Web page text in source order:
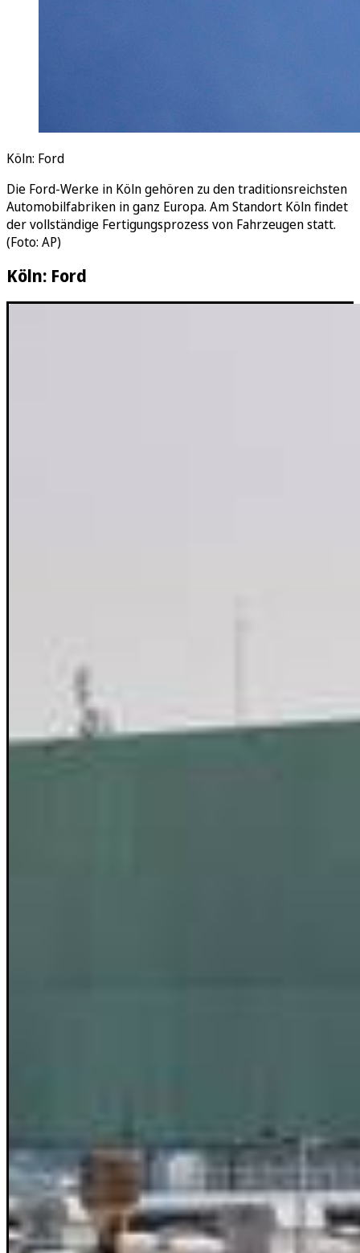
Köln: Ford
Die Ford-Werke in Köln gehören zu den traditionsreichsten
Automobilfabriken in ganz Europa. Am Standort Köln findet
der vollständige Fertigungsprozess von Fahrzeugen statt.
(Foto: AP)
Köln: Ford